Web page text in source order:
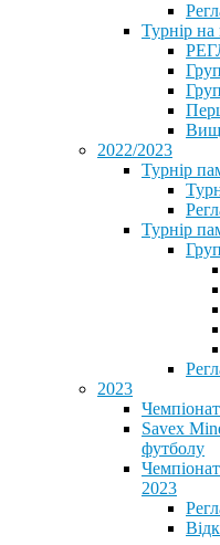
Турнір
2022/2023
Турнір
Турнір
2023
Savex
футболу
2023